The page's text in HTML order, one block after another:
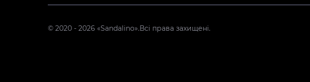
© 2020 - 2026 «Sandalino».Всі права захищені.